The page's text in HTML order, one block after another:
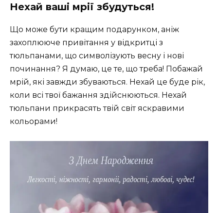
Нехай ваші мрії збудуться!
Що може бути кращим подарунком, аніж
захоплююче привітання у відкритці з
тюльпанами, що символізують весну і нові
починання? Я думаю, це те, що треба! Побажай
мрій, які завжди збуваються. Нехай це буде рік,
коли всі твої бажання здійснюються. Нехай
тюльпани прикрасять твій світ яскравими
кольорами!